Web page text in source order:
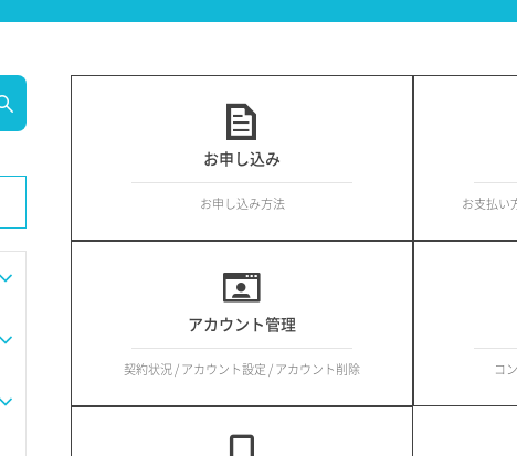
お申し込み
お申し込み方法 お支払い
アカウント管理
契約状況 / アカウント設定 / アカウント削除 コ